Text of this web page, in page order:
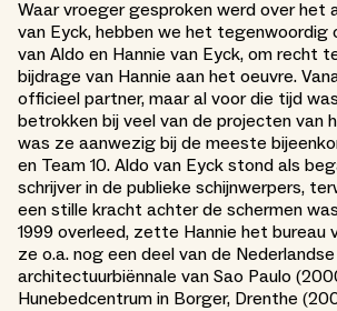
Waar vroeger gesproken werd over het
van Eyck, hebben we het tegenwoordig
van Aldo en Hannie van Eyck, om recht
bijdrage van Hannie aan het oeuvre.
officieel partner, maar al voor die tijd
betrokken bij veel van de projecten van
was ze aanwezig bij de meeste
en Team 10. Aldo van Eyck stond als
schrijver in de publieke schijnwerpers,
een stille kracht achter de schermen
1999 overleed, zette Hannie het bureau
ze o.a. nog een deel van de
architectuurbiënnale van Sao Paulo
Hunebedcentrum in Borger, Drenthe